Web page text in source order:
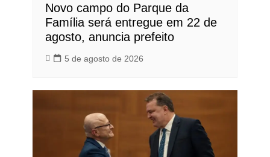
Novo campo do Parque da
Família será entregue em 22 de
agosto, anuncia prefeito
5 de agosto de 2026